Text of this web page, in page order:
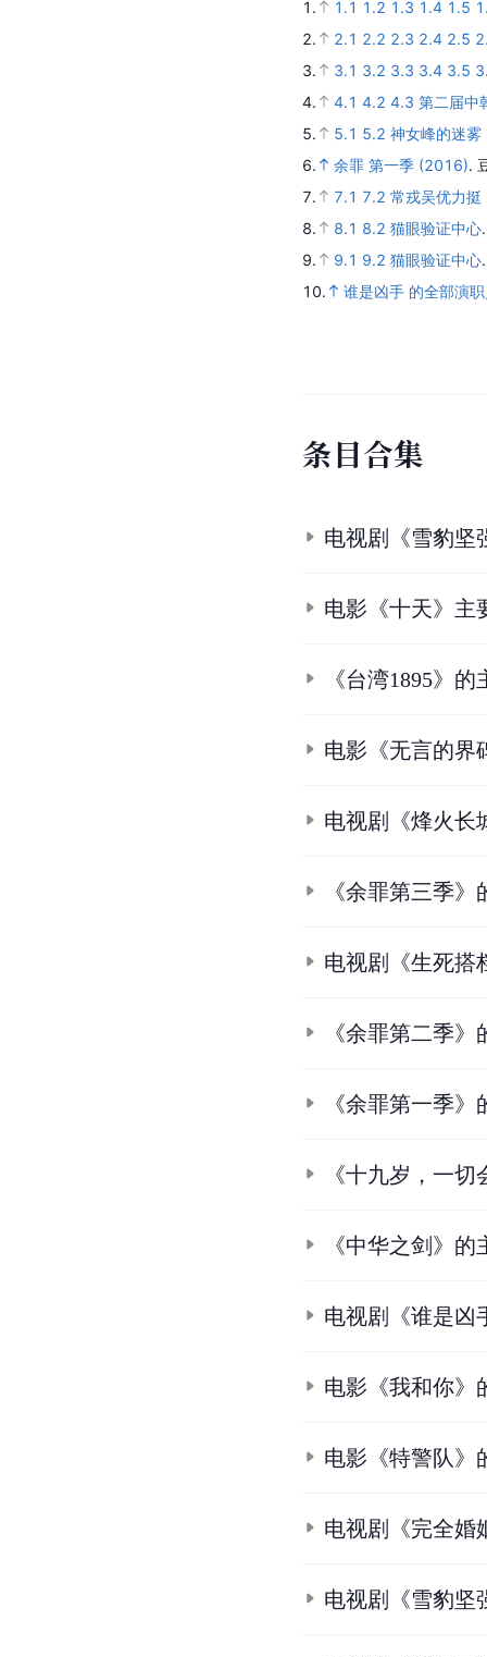
1. 1.1 1.2 1.3 1.4 1.5
2.
2.1 2.2 2.3 2.4 2.5
3.
3.1 3.2 3.3 3.4 3.5
4.
4.1 4.2 4.3 第二届中
5.
5.1 5.2 神女峰的迷雾
6.
余罪 第一季 (2016).
7.
7.1 7.2 常戎吴优力挺
8.
8.1 8.2 猫眼验证中心
9.
9.1 9.2 猫眼验证中心
10.
谁是凶手 的全部演
条目合集
电视剧《雪豹坚
电影《十天》主
《台湾1895》
电影《无言的界
电视剧《烽火长
《余罪第三季
电视剧《生死搭
《余罪第二季
《余罪第一季
《十九岁，一
《中华之剑》的
电视剧《谁是凶
电影《我和你》
电影《特警队》
电视剧《完全婚
电视剧《雪豹坚